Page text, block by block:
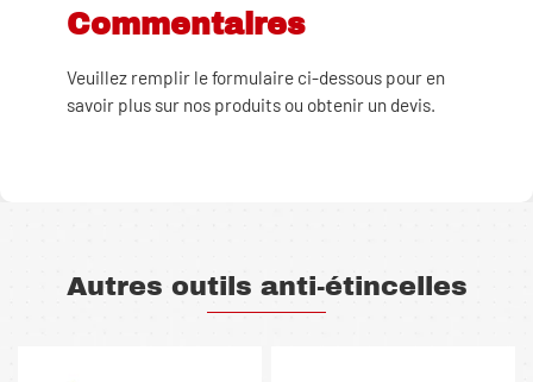
Commentaires
Veuillez remplir le formulaire ci-dessous pour en
savoir plus sur nos produits ou obtenir un devis.
Autres outils anti-étincelles